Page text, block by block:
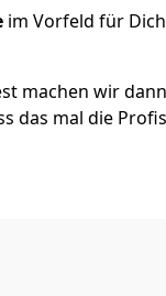
im Vorfeld für
machen wir
das mal die